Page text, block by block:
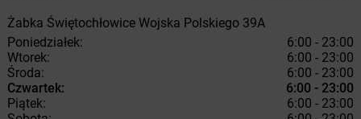
Żabka Świętochłowice Wojska Polskiego 39A
Poniedziałek:
6:00 - 23:00
Wtorek:
6:00 - 23:00
Środa:
6:00 - 23:00
Czwartek:
6:00 - 23:00
Piątek:
6:00 - 23:00